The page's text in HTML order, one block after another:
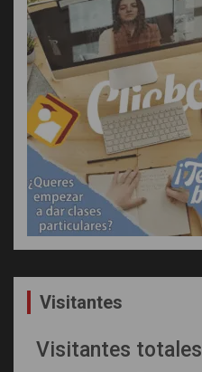
Visitantes
Visitantes totales